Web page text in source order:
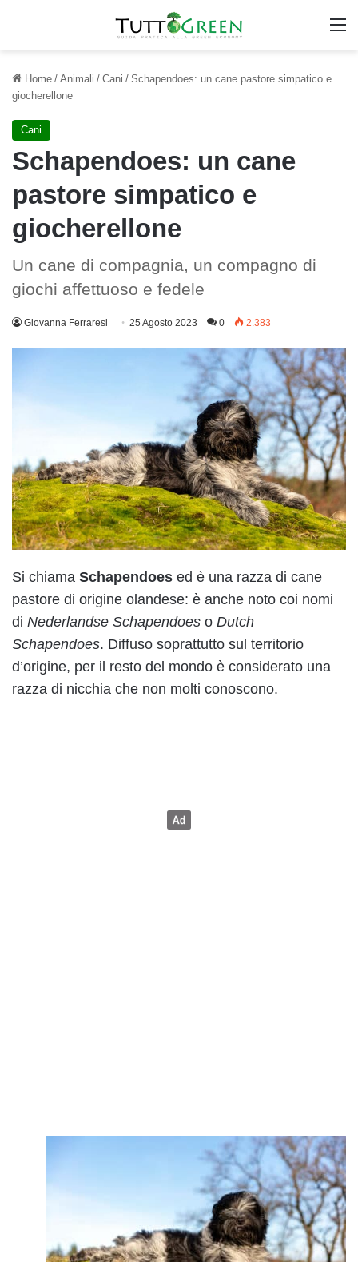
Home / Animali / Cani / Schapendoes: un cane pastore simpatico e
giocherellone
Cani
Schapendoes: un cane
pastore simpatico e
giocherellone
Un cane di compagnia, un compagno di
giochi affettuoso e fedele
Giovanna Ferraresi 25 Agosto 2023 0 2.383
Si chiama Schapendoes ed è una razza di cane
pastore di origine olandese: è anche noto coi nomi
di Nederlandse Schapendoes o Dutch
Schapendoes. Diffuso soprattutto sul territorio
d’origine, per il resto del mondo è considerato una
razza di nicchia che non molti conoscono.